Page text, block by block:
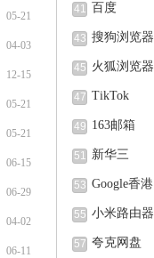
05-21
04-03
12-15
05-21
05-21
06-15
06-29
04-02
06-11
41 百度
43 搜狗浏览器
45 火狐浏览器
47 TikTok
49 163邮箱
51 新华三
53 Google香港
55 小米路由器
57 夸克网盘